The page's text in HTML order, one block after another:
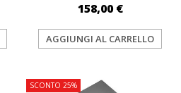
158,00 €
AGGIUNGI AL CARRELLO
SCONTO 25%